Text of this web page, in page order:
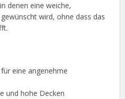
denen eine weiche,
wird, ohne dass das
eine angenehme
und hohe Decken